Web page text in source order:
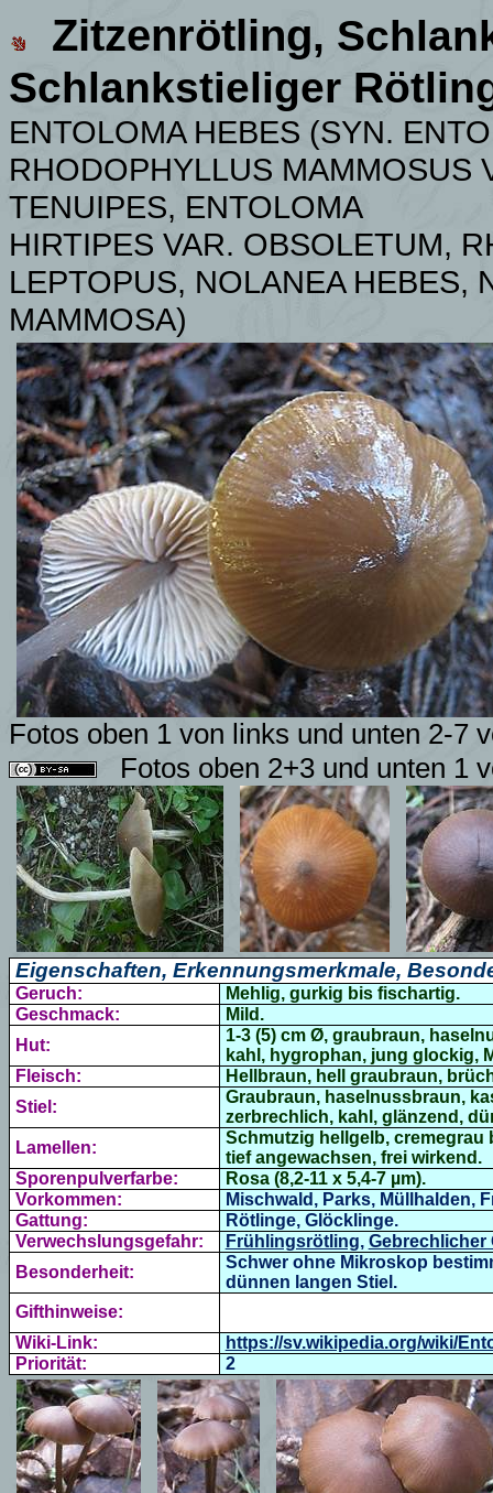
Zitzenrötling,
Schlankstieliger
ENTOLOMA HEBES (SYN.
RHODOPHYLLUS MAMMOSUS
TENUIPES, ENTOLOMA
HIRTIPES VAR. OBSOLETUM,
LEPTOPUS, NOLANEA HEBES,
MAMMOSA)
Fotos oben 1 von links und unten 2-7
Fotos oben 2+3 und unten 1
Eigenschaften, Erkennungsmerkmale,
Geruch:
Mehlig, gurkig bis fischartig.
Geschmack:
Mild.
Hut:
1-3 (5) cm Ø, graubraun,
kahl, hygrophan, jung glockig,
Fleisch:
Hellbraun, hell graubraun,
Stiel:
Graubraun, haselnussbraun,
zerbrechlich, kahl, glänzend,
Lamellen:
Schmutzig hellgelb,
tief angewachsen, frei wirkend.
Sporenpulverfarbe:
Rosa (8,2-11 x 5,4-7 µm).
Vorkommen:
Mischwald, Parks, Müllhalden,
Gattung:
Rötlinge, Glöcklinge.
Verwechslungsgefahr:
Frühlingsrötling, Gebrechlicher
Besonderheit:
Schwer ohne Mikroskop
dünnen langen Stiel.
Gifthinweise:
Wiki-Link:
https://sv.wikipedia.org/wiki/
Priorität:
2